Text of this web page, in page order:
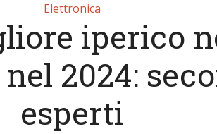
Elettronica
iperico
2024:
esperti